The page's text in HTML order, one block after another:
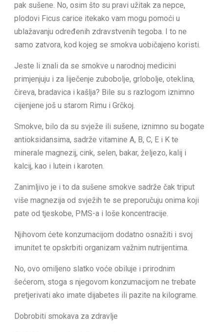
pak sušene. No, osim što su pravi užitak za nepce,
plodovi Ficus carice itekako vam mogu pomoći u
ublažavanju određenih zdravstvenih tegoba. I to ne
samo zatvora, kod kojeg se smokva uobičajeno koristi.
Jeste li znali da se smokve u narodnoj medicini
primjenjuju i za liječenje zubobolje, grlobolje, oteklina,
čireva, bradavica i kašlja? Bile su s razlogom iznimno
cijenjene još u starom Rimu i Grčkoj.
Smokve, bilo da su svježe ili sušene, iznimno su bogate
antioksidansima, sadrže vitamine A, B, C, E i K te
minerale magnezij, cink, selen, bakar, željezo, kalij i
kalcij, kao i lutein i karoten.
Zanimljivo je i to da sušene smokve sadrže čak triput
više magnezija od svježih te se preporučuju onima koji
pate od tjeskobe, PMS-a i loše koncentracije.
Njihovom ćete konzumacijom dodatno osnažiti i svoj
imunitet te opskrbiti organizam važnim nutrijentima.
No, ovo omiljeno slatko voće obiluje i prirodnim
šećerom, stoga s njegovom konzumacijom ne trebate
pretjerivati ako imate dijabetes ili pazite na kilograme.
Dobrobiti smokava za zdravlje